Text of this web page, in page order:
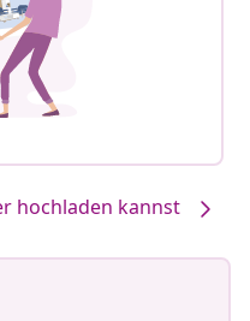
hochladen kannst